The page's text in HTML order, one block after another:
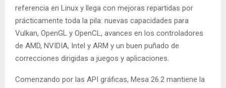
referencia en Linux y llega con mejoras repartidas por
prácticamente toda la pila: nuevas capacidades para
Vulkan, OpenGL y OpenCL, avances en los controladores
de AMD, NVIDIA, Intel y ARM y un buen puñado de
correcciones dirigidas a juegos y aplicaciones.
Comenzando por las API gráficas, Mesa 26.2 mantiene la